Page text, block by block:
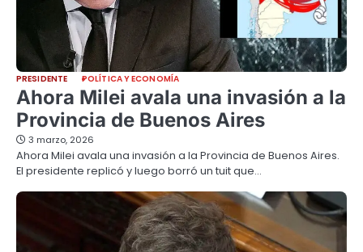
PRESIDENTE POLÍTICA Y ECONOMÍA
Ahora Milei avala una invasión a la
Provincia de Buenos Aires
3 marzo, 2026
Ahora Milei avala una invasión a la Provincia de Buenos Aires.
El presidente replicó y luego borró un tuit que…